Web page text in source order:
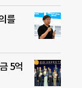
를
5억